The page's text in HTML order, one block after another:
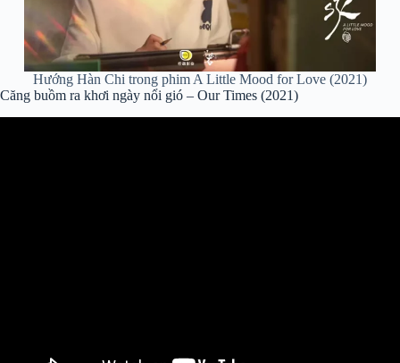
Hướng Hàn Chi trong phim A Little Mood for Love (2021)
Căng buồm ra khơi ngày nổi gió – Our Times (2021)